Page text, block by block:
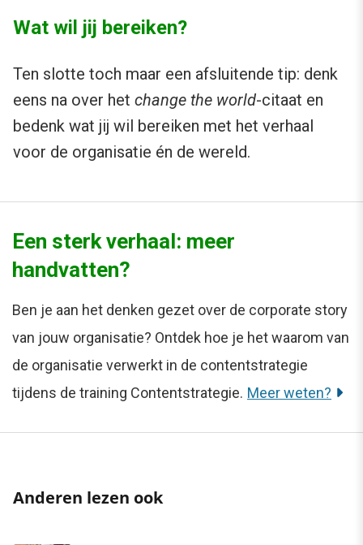
Wat wil jij bereiken?
Ten slotte toch maar een afsluitende tip: denk
eens na over het change the world-citaat en
bedenk wat jij wil bereiken met het verhaal
voor de organisatie én de wereld.
Een sterk verhaal: meer
handvatten?
Ben je aan het denken gezet over de corporate story
van jouw organisatie? Ontdek hoe je het waarom van
de organisatie verwerkt in de contentstrategie
tijdens de training Contentstrategie. Meer weten?
Anderen lezen ook